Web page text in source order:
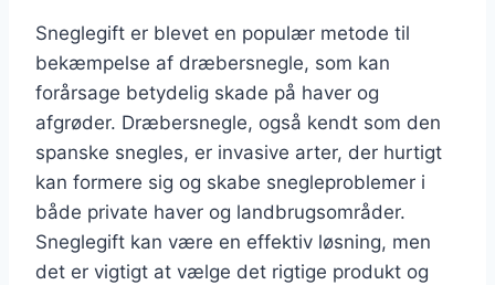
Sneglegift er blevet en populær metode til
bekæmpelse af dræbersnegle, som kan
forårsage betydelig skade på haver og
afgrøder. Dræbersnegle, også kendt som den
spanske snegles, er invasive arter, der hurtigt
kan formere sig og skabe snegleproblemer i
både private haver og landbrugsområder.
Sneglegift kan være en effektiv løsning, men
det er vigtigt at vælge det rigtige produkt og